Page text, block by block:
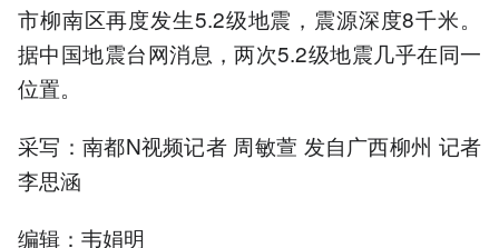
市柳南区再度发生5.2级地震，震源深度8千米。
据中国地震台网消息，两次5.2级地震几乎在同一
位置。
采写：南都N视频记者 周敏萱 发自广西柳州 记者
李思涵
编辑：韦娟明